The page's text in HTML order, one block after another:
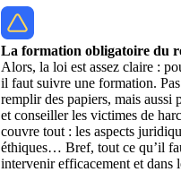
La formation obligatoire du
Alors, la loi est assez claire :
il faut suivre une formation.
remplir des papiers, mais aussi
et conseiller les victimes de
couvre tout : les aspects
éthiques… Bref, tout ce qu’il
intervenir efficacement et dans